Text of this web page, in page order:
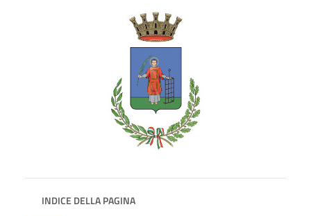
INDICE DELLA PAGINA